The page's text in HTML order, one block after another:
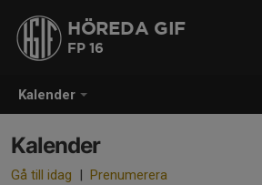
Kalender
HÖREDA GIF
FP 16
Kalender
Gå till idag | Prenumerera